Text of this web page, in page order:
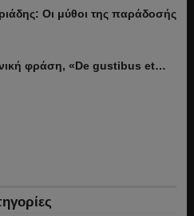
Οι μύθοι της παράδοσής
φράση, «De gustibus et…